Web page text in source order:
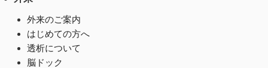
外来のご案内
はじめての方へ
透析について
脳ドック